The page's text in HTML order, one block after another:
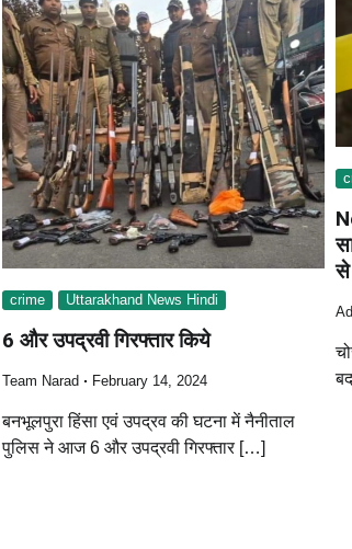
crime Uttarakhand News Hindi
6 और उपद्रवी गिरफ्तार किये
Team Narad February 14, 2024
बनभूलपुरा हिंसा एवं उपद्रव की घटना में नैनीताल
पुलिस ने आज 6 और उपद्रवी गिरफ्तार […]
से